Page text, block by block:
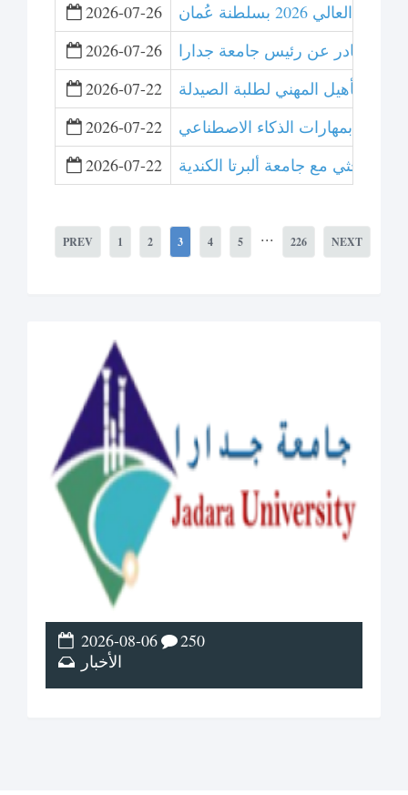
2026-07-26
بسلطنة عُمان
2026-07-26
صادر عن رئيس جامعة جدارا
2026-07-22
والتأهيل المهني لطلبة الصيدلة
2026-07-22
2026-07-22
والبحثي مع جامعة ألبرتا الكندية
PREV 1 2 3 4 5 ... 226 NEXT
2026-08-06
الأخبار
250